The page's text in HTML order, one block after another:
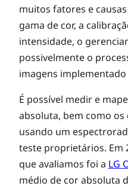
muitos fatores e
gama de cor, a
intensidade, o
possivelmente o
imagens
É possível medir e
absoluta, bem como
usando um
teste proprietários. Em
que avaliamos foi a LG
médio de cor absoluta